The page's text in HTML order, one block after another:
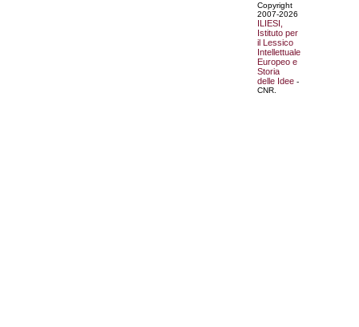
Copyright
2007-2026
ILIESI,
Istituto per
il Lessico
Intellettuale
Europeo e
Storia
delle Idee -
CNR.